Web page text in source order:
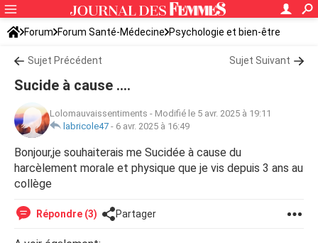
Forum Forum Santé-Médecine Psychologie et bien-être
Sujet Précédent Sujet Suivant
Sucide à cause ....
Lolomauvaissentiments - Modifié le 5 avr. 2025 à 19:11
labricole47 - 6 avr. 2025 à 16:49
Bonjour,je souhaiterais me Sucidée à cause du
harcèlement morale et physique que je vis depuis 3 ans au
collège
Répondre (3) Partager